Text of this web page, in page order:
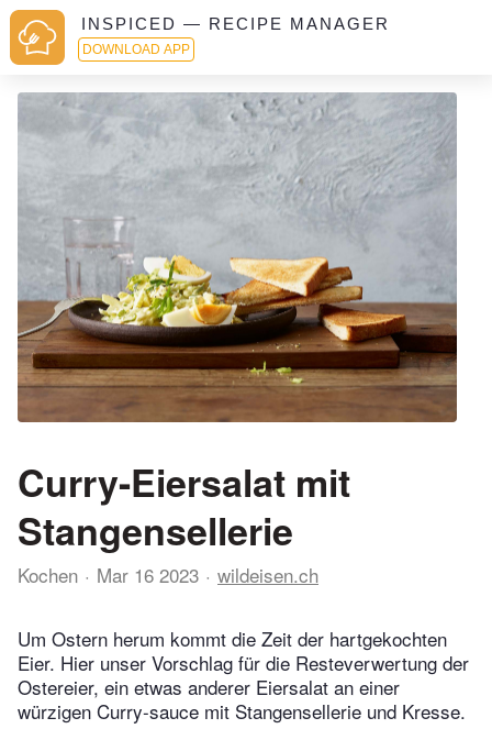
INSPICED — RECIPE MANAGER
DOWNLOAD APP
Curry-Eiersalat mit
Stangensellerie
Kochen Mar 16 2023 wildeisen.ch
Um Ostern herum kommt die Zeit der hartgekochten
Eier. Hier unser Vorschlag für die Resteverwertung der
Ostereier, ein etwas anderer Eiersalat an einer
würzigen Curry-sauce mit Stangensellerie und Kresse.